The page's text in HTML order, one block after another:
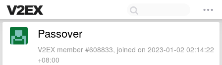
Passover
V2EX member #608833, joined on 2023-01-02 02:14:22
+08:00